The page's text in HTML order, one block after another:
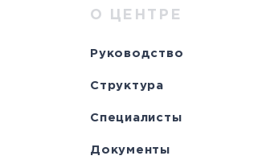
О ЦЕНТРЕ
Руководство
Структура
Специалисты
Документы